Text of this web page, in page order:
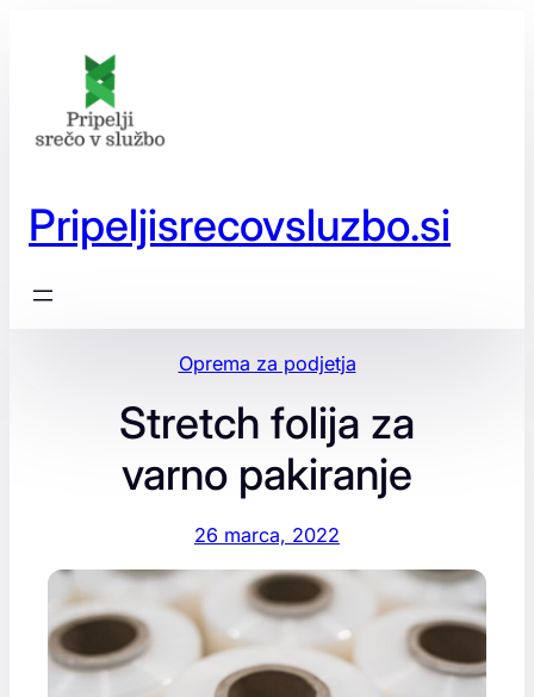
Pripeljisrecovsluzbo.si
Oprema za podjetja
Stretch folija za
varno pakiranje
26 marca, 2022